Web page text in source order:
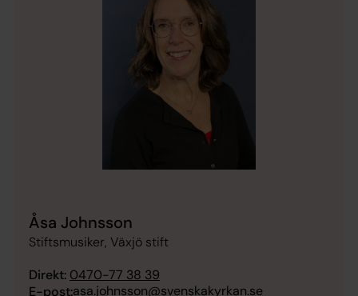
Åsa Johnsson
Stiftsmusiker, Växjö stift
Direkt: 0470-77 38 39
E-post:asa.johnsson@svenskakyrkan.se